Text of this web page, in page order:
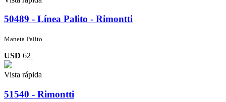
50489 - Línea Palito - Rimontti
Maneta Palito
USD 62
Vista rápida
51540 - Rimontti